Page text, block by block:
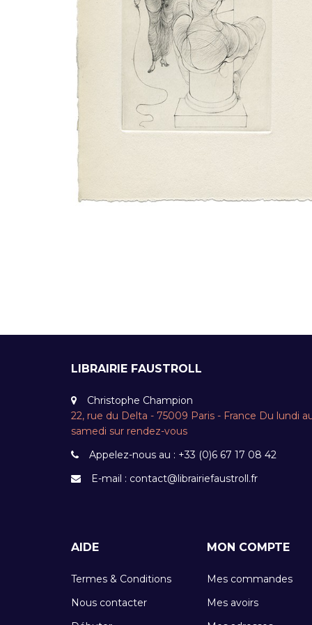
LIBRAIRIE FAUSTROLL
Christophe Champion
22, rue du Delta - 75009 Paris - France Du lundi
samedi sur rendez-vous
Appelez-nous au : +33 (0)6 67 17 08 42
E-mail : contact@librairiefaustroll.fr
AIDE
Termes & Conditions
Nous contacter
MON COMPTE
Mes commandes
Mes avoirs